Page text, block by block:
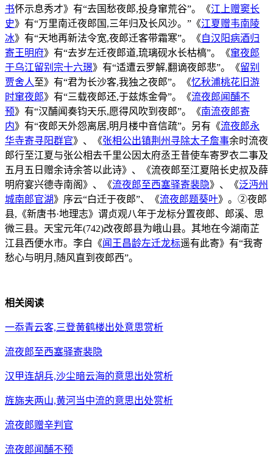
书怀示息秀才》有“去国愁夜郎,投身窜荒谷”。《江上赠窦长
史》有“万里南迁夜郎国,三年归及长风沙。”《江夏赠韦南陵
冰》有“天地再新法令宽,夜郎迁客带霜寒”。《自汉阳病酒归
寄王明府》有“去岁左迁夜郎道,琉璃砚水长枯槁”。《窜夜郎
于乌江留别宗十六璟》有“适遭云罗解,翻谪夜郎悲”。《留别
贾舍人至》有“君为长沙客,我独之夜郎”。《忆秋浦桃花旧游
时窜夜郎》有“三载夜郎还,于兹炼金骨”。《流夜郎闻酺不
预》有“汉酺闻奏钧天乐,愿得风吹到夜郎”。《南流夜郎寄
内》有“夜郎天外怨离居,明月楼中音信疏”。另有《流夜郎永
华寺寄寻阳群官》、《张相公出镇荆州寻除太子詹事余时流夜
郎行至江夏与张公相去千里公因太府丞王昔使车寄罗衣二事及
五月五日赠余诗余答以此诗》、《流夜郎至江夏陪长史叔及薛
明府宴兴德寺南阁》、《流夜郎至西塞驿寄裴隐》、《泛沔州
城南郎官湖》序云“白迁于夜郎”、《流夜郎题葵叶》。②夜郎
县,《新唐书·地理志》谓贞观八年于龙标分置夜郎、郎溪、思
微三县。天宝元年(742)改夜郎县为峨山县。其地在今湖南芷
江县西便水市。李白《闻王昌龄左迁龙标遥有此寄》有“我寄
愁心与明月,随风直到夜郎西”。
相关阅读
一忝青云客,三登黄鹤楼出处意思赏析
流夜郎至西塞驿寄裴隐
汉甲连胡兵,沙尘暗云海的意思出处赏析
旌旆夹两山,黄河当中流的意思出处赏析
流夜郎赠辛判官
流夜郎闻酺不预